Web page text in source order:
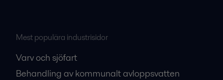
Mest populära industrisidor
Varv och sjöfart
Behandling av kommunalt avloppsvatten